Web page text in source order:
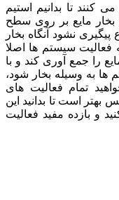
کنند تا بدانیم استیم
مایع بر روی سطح
نشود آنگاه بخار
فعالیت سیستم ها اصلا
را جمع آوری کند و با
ها به وسیله بخار شود،
تمام فعالیت های
است تا بدانید این
و بازده مفید فعالیت